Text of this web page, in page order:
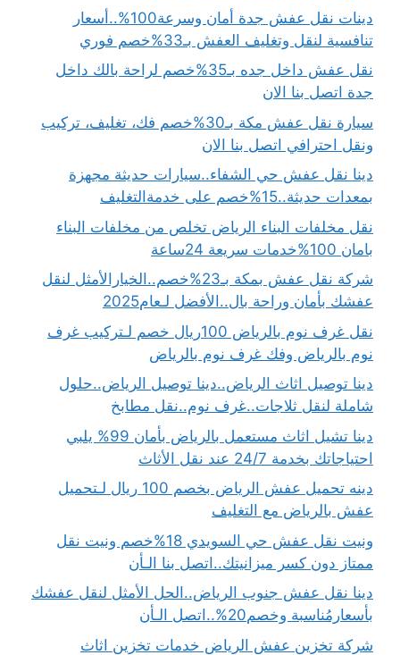
دينات نقل عفش جدة أمان وسرعة100%..أسعار
تنافسية لنقل وتغليف العفش بـ33%خصم فوري
نقل عفش داخل جده بـ35%خصم لراحة بالك داخل
جدة اتصل بنا الان
سيارة نقل عفش مكة بـ30%خصم فك، تغليف، تركيب
ونقل احترافي اتصل بنا الان
دينا نقل عفش حي الشفاء..سيارات حديثة مجهزة
بمعدات حديثة..15%خصم على خدمةالتغليف
نقل مخلفات البناء الرياض تخلص من مخلفات البناء
بامان 100%خدمات سريعة 24ساعة
شركة نقل عفش بمكة بـ23%خصم..الخيارالأمثل لنقل
عفشك بأمان وراحة بال..الأفضل لـعام2025
نقل غرف نوم بالرياض 100ريال خصم لـتركيب غرف
نوم بالرياض وفك غرف نوم بالرياض
دينا توصيل اثاث الرياض..دينا توصيل الرياض..حلول
شاملة لنقل ثلاجات..غرف نوم..نقل مطابخ
دينا تشيل اثاث مستعمل بالرياض بأمان 99% يلبي
احتياجاتك بخدمة 24/7 عند نقل الأثاث
دينه تحميل عفش الرياض بخصم 100 ريال لـتحميل
عفش بالرياض مع التغليف
ونيت نقل عفش حي السويدي 18%خصم ونيت نقل
ممتاز دون كسر ميزانيتك..اتصل بنا الـأن
دينا نقل عفش جنوب الرياض..الحل الأمثل لنقل عفشك
بأسعارمُناسبة وخصم20%..اتصل الـأن
شركة تخزين عفش الرياض خدمات تخزين اثاث